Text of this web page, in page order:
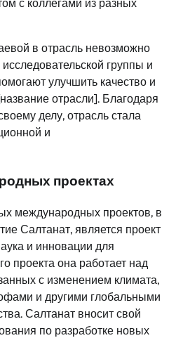
с коллегами из разных
в отрасль невозможно
группы и
улучшить качество и
отрасли]. Благодаря
делу, отрасль стала
и
проектах
международных проектов, в
Салтанат, является проект
и инновации для
проекта она работает над
с изменением климата,
и другими глобальными
Салтанат вносит свой
по разработке новых